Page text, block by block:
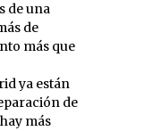
de una
de
más que
ya están
de
hay más